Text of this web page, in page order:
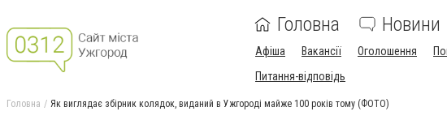
Головна Новини
Афіша Вакансії Оголошення
Питання-відповідь
Головна Як виглядає збірник колядок, виданий в Ужгороді майже 100 років тому (ФОТО)